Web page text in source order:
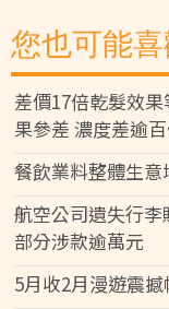
您也可能
差價17倍乾髮效
果參差 濃度差逾
餐飲業料整體生
航空公司遺失行
部分涉款逾萬元
5月收2月漫遊震